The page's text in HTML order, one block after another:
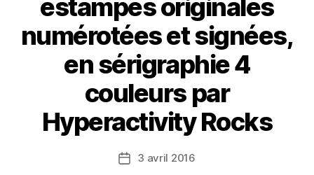
estampes originales
numérotées et signées,
en sérigraphie 4
couleurs par
Hyperactivity Rocks
Date3 avril 2016